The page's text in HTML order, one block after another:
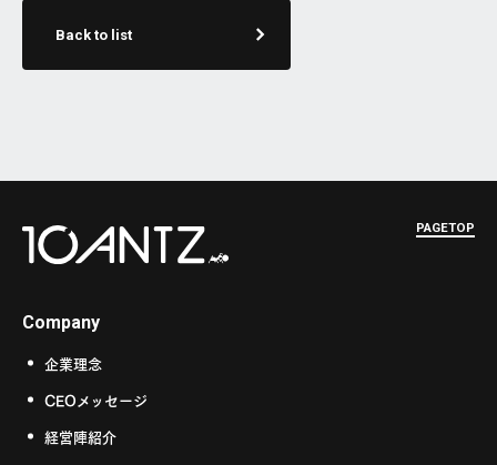
Back to list
Company
企業理念
CEOメッセージ
経営陣紹介
PAGETOP